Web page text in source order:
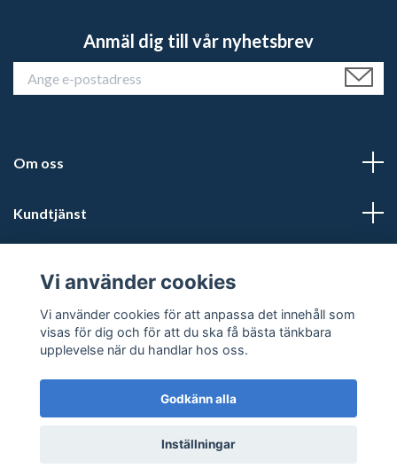
Anmäl dig till vår nyhetsbrev
Om oss
Kundtjänst
Sociala medier
© 2026 Kalmars TravshopPowered by Quickbutik
Vi använder cookies
Vi använder cookies för att anpassa det innehåll som
visas för dig och för att du ska få bästa tänkbara
upplevelse när du handlar hos oss.
Godkänn alla
Inställningar